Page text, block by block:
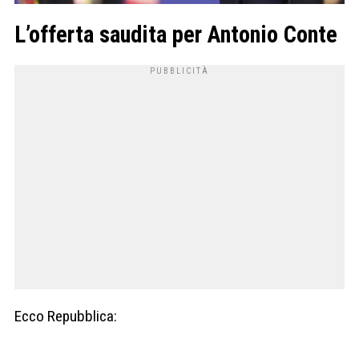
L’offerta saudita per Antonio Conte
Ecco Repubblica: